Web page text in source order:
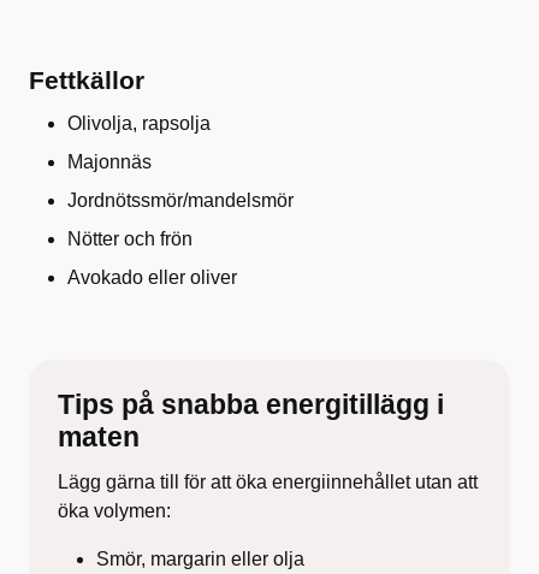
Fettkällor
Olivolja, rapsolja
Majonnäs
Jordnötssmör/mandelsmör
Nötter och frön
Avokado eller oliver
Tips på snabba energitillägg i
maten
Lägg gärna till för att öka energiinnehållet utan att
öka volymen:
Smör, margarin eller olja